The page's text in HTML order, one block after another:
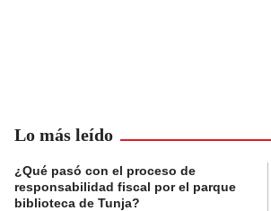
Lo más leído
¿Qué pasó con el proceso de
responsabilidad fiscal por el parque
biblioteca de Tunja?